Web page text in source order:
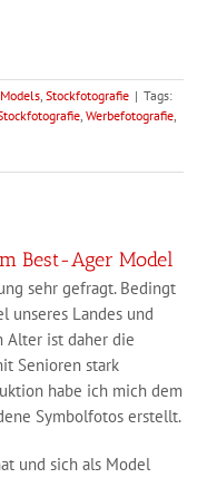
Models, Stockfotografie | Tags:
, Werbefotografie,
Best-Ager Model
sehr gefragt. Bedingt
unseres Landes und
Alter ist daher die
Senioren stark
habe ich mich dem
Symbolfotos erstellt.
und sich als Model